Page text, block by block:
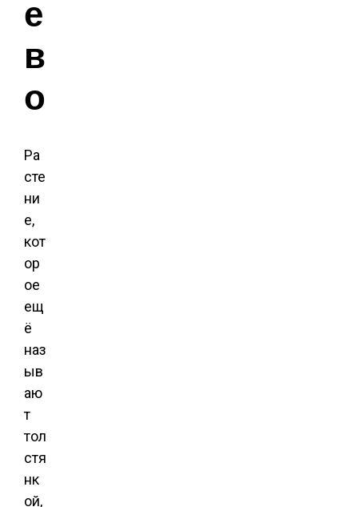
е
в
о
Ра
сте
ни
е,
кот
ор
ое
ещ
ё
наз
ыв
аю
т
тол
стя
нк
ой,